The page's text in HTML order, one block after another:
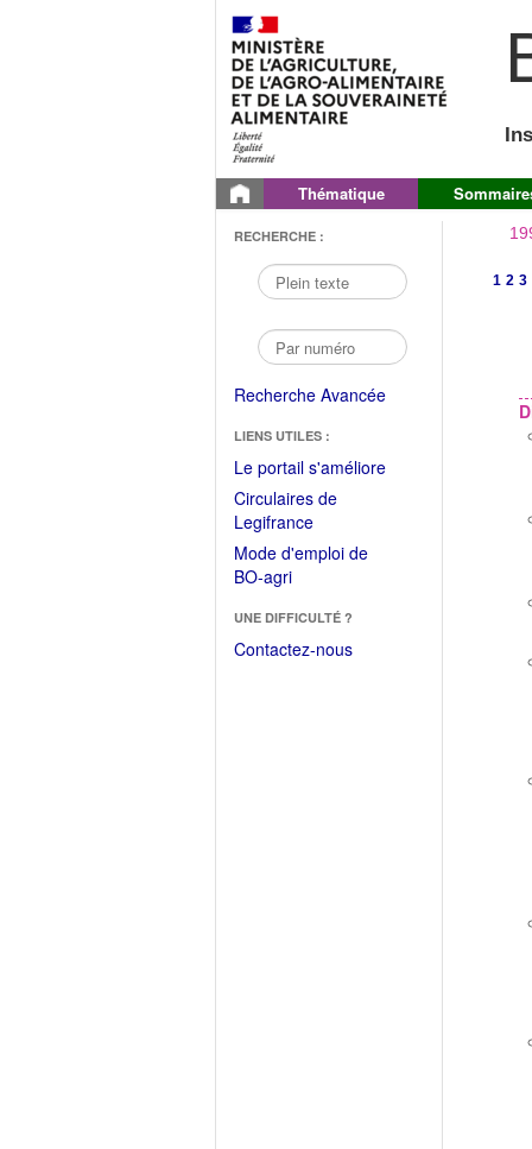
Thématique
RECHERCHE :
Recherche Avancée
LIENS UTILES :
Le portail s'améliore(Fichier
Circulaires de
Legifrance(Ouvrir
dans
une
fenêtre)
Mode d'emploi de
BO-agri(Ouvrir
une
nouvelle
UNE DIFFICULTÉ ?
Contactez-nous
1 2 3